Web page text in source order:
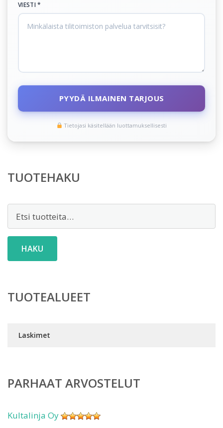
VIESTI *
PYYDÄ ILMAINEN TARJOUS
Tietojasi käsitellään luottamuksellisesti
TUOTEHAKU
HAKU
TUOTEALUEET
Laskimet
PARHAAT ARVOSTELUT
Kultalinja Oy